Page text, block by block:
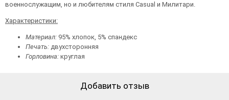
военнослужащим, но и любителям стиля Casual и Милитари.
Характеристики:
Материал: 95% хлопок, 5% спандекс
Печать: двухсторонняя
Горловина: круглая
Добавить отзыв